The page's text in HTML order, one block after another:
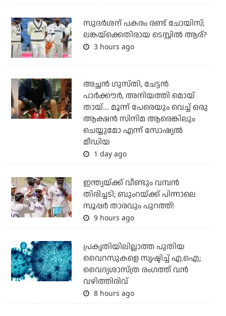
സുദര്‍ശന് പകരം രണ്ട് ചോയിസ്;
ലങ്കയ്‌ക്കെതിരായ ടെസ്റ്റില്‍ ആര്?
3 hours ago
അച്ഛന്‍ ഗുസ്തി, ചേട്ടന്‍
പാര്‍ക്കൗര്‍, അനിയത്തി മൊയ്
തായ്.... മൂന്ന് പേരെയും വെച്ച് ഒരു
ആക്ഷന്‍ സിനിമ ആരെങ്കിലും
ചെയ്യുമോ എന്ന് സോഷ്യല്‍
മീഡിയ
1 day ago
ഇന്ത്യയ്ക്ക് വീണ്ടും വമ്പന്‍
തിരിച്ചടി; ബുംറയ്ക്ക് പിന്നാലെ
സൂപ്പര്‍ താരവും പുറത്ത്!
9 hours ago
പ്രകൃതിയിലില്ലാത്ത പുതിയ
വൈറസുകളെ സൃഷ്ടിച്ച് എ.ഐ;
വൈദ്യശാസ്ത്ര രംഗത്ത് വന്‍
വഴിത്തിരിവ്
8 hours ago